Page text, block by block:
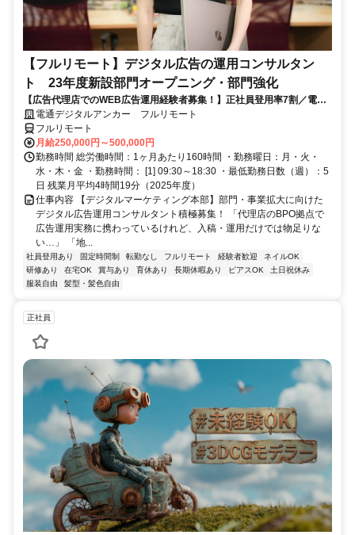
【フルリモート】デジタル広告の運用コンサルタン
ト 23年度新設部門オープニング・部門強化
【広告代理店でのWEB広告運用経験者募集！】正社員登用率7割／電通
G／全国×完全在宅／年休126日・土日祝休み／残業月平均4時間19分
電通デジタルアンカー フルリモート
フルリモート
月給250,000円～500,000円
勤務時間 総労働時間：1ヶ月あたり160時間 ・勤務曜日：月・火・
水・木・金 ・勤務時間： [1] 09:30～18:30 ・最低勤務日数（週）：5
日 残業月平均4時間19分（2025年度）
仕事内容 【デジタルマーケティング本部】部門・事業拡大に向けた
デジタル広告運用コンサルタント積極募集！ 「代理店のBPO拠点で
広告運用実務に携わっているけれど、入稿・運用だけでは物足りな
い…」 「地...
社員登用あり 固定時間制 転勤なし フルリモート 経験者歓迎
ネイルOK
研修あり
在宅OK 賞与あり 育休あり 長期休暇あり ピアスOK
土日祝休み
服装自由
髪型・髪色自由
正社員